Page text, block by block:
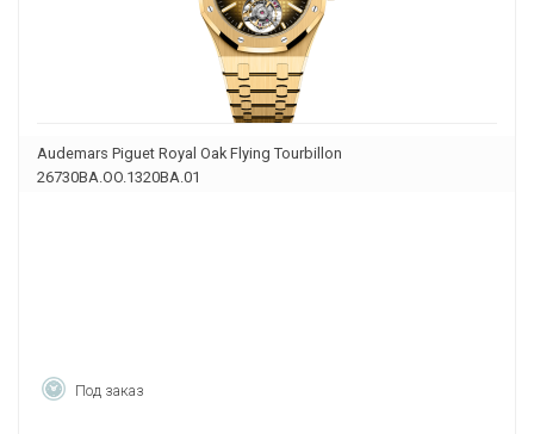
Audemars Piguet Royal Oak Flying Tourbillon
26730BA.OO.1320BA.01
Под заказ